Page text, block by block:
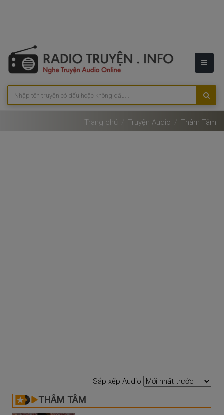
Trang chủ Truyện Audio Thâm Tâm
Sắp xếp Audio
THÂM TÂM